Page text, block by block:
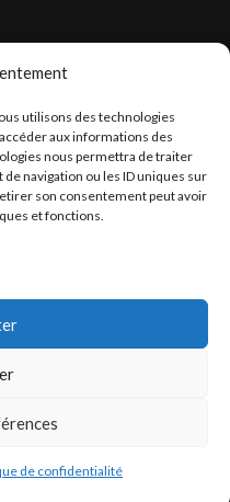
utilisons des technologies
aux informations des
nous permettra de traiter
navigation ou les ID uniques sur
son consentement peut avoir
et fonctions.
de confidentialité
Tous droits réservés.